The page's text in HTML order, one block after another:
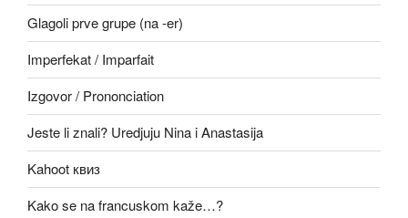
Glagoli prve grupe (na -er)
Imperfekat / Imparfait
Izgovor / Prononciation
Jeste li znali? Uredjuju Nina i Anastasija
Kahoot квиз
Kako se na francuskom kaže…?